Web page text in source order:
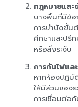
กฎหมายและ
บางพื้นที่มีข้อ
การบำบัดขั้น
ศึกษาและปรึ
หรือสั่งระงับ
การกันไฟแล
หากห้องปฏิบั
ให้มีส่วนของ
การเชื่อมต่อ